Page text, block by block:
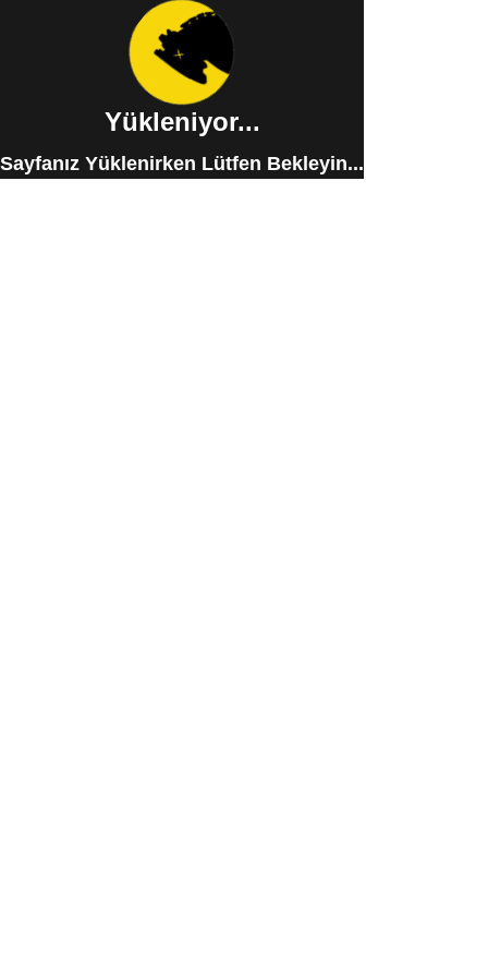
Yükleniyor...
Sayfanız Yüklenirken Lütfen Bekleyin...